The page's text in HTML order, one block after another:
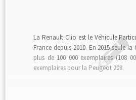
La Renault Clio est le Véhicule
France depuis 2010. En 2015 seule la
plus de 100 000 exemplaires (108
exemplaires pour la Peugeot 208.